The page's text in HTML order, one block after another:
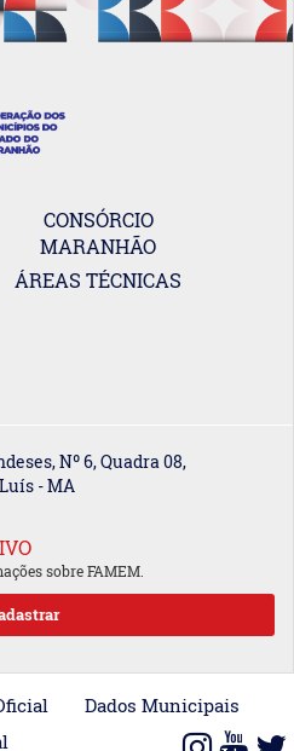
CONSÓRCIO
MARANHÃO
ÁREAS TÉCNICAS
Nº 6, Quadra 08,
- MA
sobre FAMEM.
Dados Municipais